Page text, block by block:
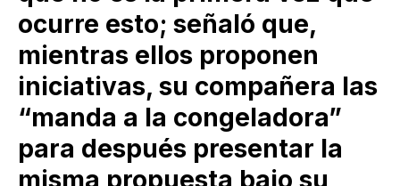
ocurre esto; señaló que,
mientras ellos proponen
iniciativas, su compañera las
“manda a la congeladora”
para después presentar la